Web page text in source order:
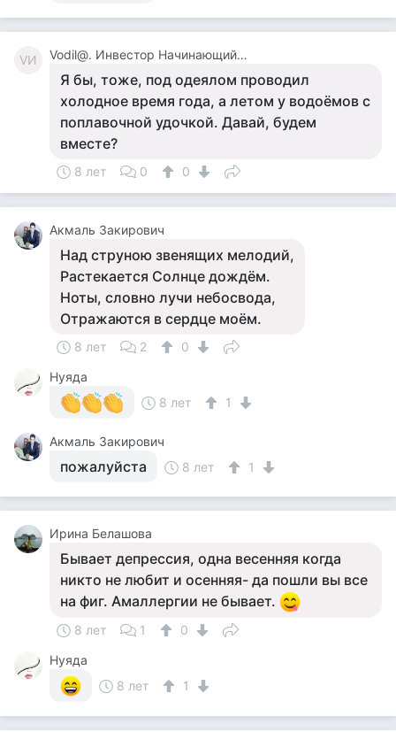
VИ Vodil@. Инвестор Начинающий. Сырожа.
Я бы, тоже, под одеялом проводил
холодное время года, а летом у водоёмов с
поплавочной удочкой. Давай, будем
вместе?
8 лет 0 0
Акмаль Закирович
Над струною звенящих мелодий,
Растекается Солнце дождём.
Ноты, словно лучи небосвода,
Отражаются в сердце моём.
8 лет 2
0
Нуяда
8 лет
1
Акмаль Закирович
пожалуйста 8 лет 1
Ирина Белашова
Бывает депрессия, одна весенняя когда
никто не любит и осенняя- да пошли вы все
на фиг. Амаллергии не бывает.
8 лет 1
0
Нуяда
8 лет
1